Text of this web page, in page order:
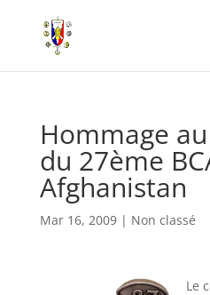
Hommage
du 27ème
Afghanistan
Mar 16, 2009| Non classé
Le